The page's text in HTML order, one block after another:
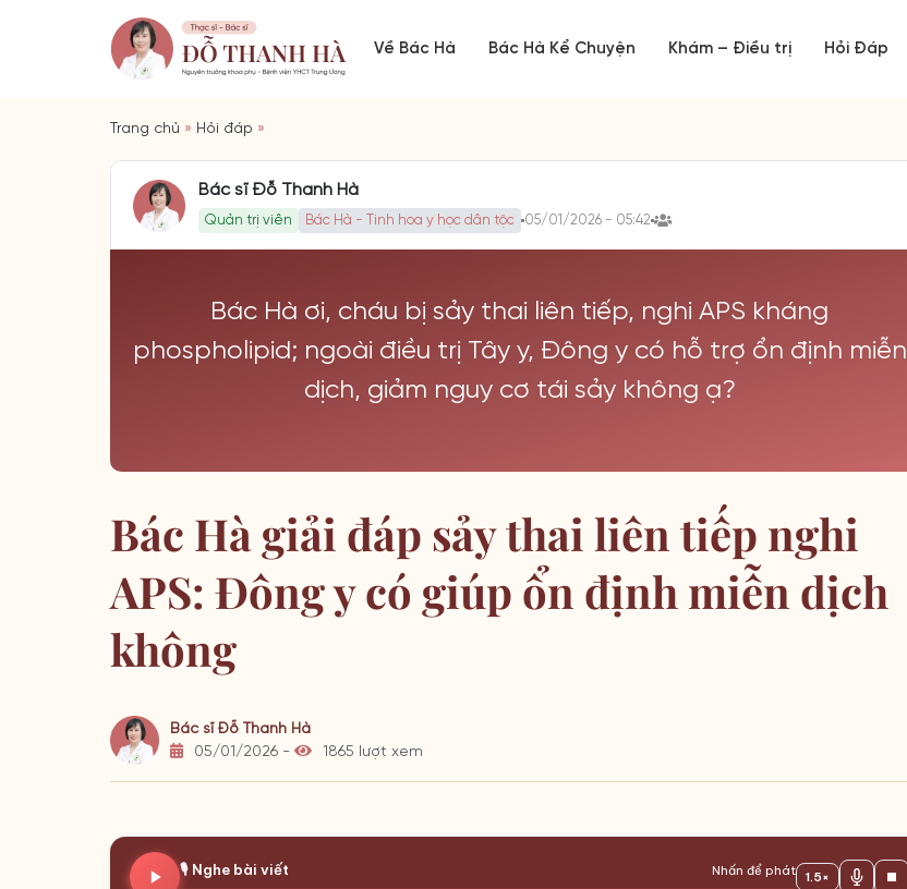
Về Bác Hà Bác Hà Kể Chuyện Khám – Điều trị Hỏi Đáp
Trang chủ » Hỏi đáp »
Bác sĩ Đỗ Thanh Hà
Quản trị viên Bác Hà - Tinh hoa y học dân tộc 05/01/2026 - 05:42
Bác Hà ơi, cháu bị sảy thai liên tiếp, nghi APS kháng
phospholipid; ngoài điều trị Tây y, Đông y có hỗ trợ ổn định miễn
dịch, giảm nguy cơ tái sảy không ạ?
Bác Hà giải đáp sảy thai liên tiếp nghi
APS: Đông y có giúp ổn định miễn dịch
không
Bác sĩ Đỗ Thanh Hà
05/01/2026 -
1865 lượt xem
🎙️ Nghe bài viết Nhấn để phát 1.5×